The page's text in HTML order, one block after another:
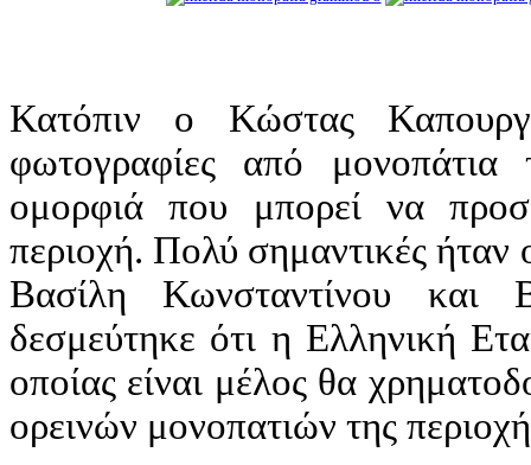
Κατόπιν ο Κώστας
φωτογραφίες από μονοπάτια
ομορφιά που μπορεί να
περιοχή. Πολύ σημαντικές ήταν
Βασίλη Κωνσταντίνου και
δεσμεύτηκε ότι η Ελληνική
οποίας είναι μέλος θα
ορεινών μονοπατιών της